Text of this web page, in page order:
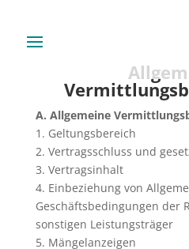
A. Allgemeine
1. Geltungsbereich
2. Vertragsschluss und
3. Vertragsinhalt
4. Einbeziehung von
Geschäftsbedingungen der
sonstigen Leistungsträger
5. Mängelanzeigen